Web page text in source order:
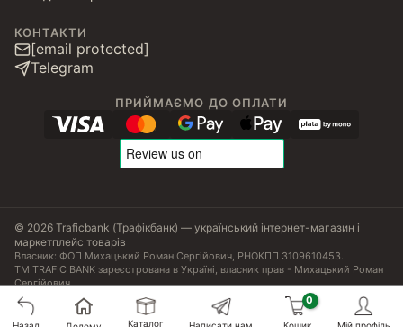
КОНТАКТИ
[email protected]
Telegram
ПРИЙМАЄМО ДО ОПЛАТИ
© 2026 Traficbank (Трафікбанк) — український інтернет-магазин і
маркетплейс товарів
Власник: ФОП Михацький Роман Сергійович, РНОКПП 3109610453.
ТМ TRAFIC BANK зареєстрована в Україні, власник прав - Михацький Роман
Сергійович.
Угода користувача Політика конфіденційності
Публічна оферта
Налаштування CookiesСертифікати, ліцензії та патенти
Каталог